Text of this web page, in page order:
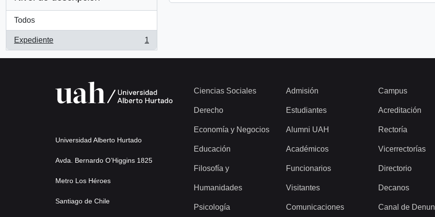
Todos
Expediente
, 1 resultados
1
Universidad Alberto Hurtado
Avda. Bernardo O’Higgins 1825
Metro Los Héroes
Santiago de Chile
Ciencias Sociales
Derecho
Economía y Negocios
Educación
Filosofía y
Humanidades
Psicología
Admisión
Estudiantes
Alumni UAH
Académicos
Funcionarios
Visitantes
Comunicaciones
Campus
Acreditación
Rectoría
Vicerrectorías
Directorio
Decanos
Canal de